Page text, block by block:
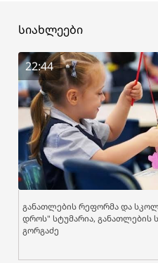
სიახლეები
22:44
განათლების რეფორმა და
დროს" სტუმარია, განათლების
გორგაძე